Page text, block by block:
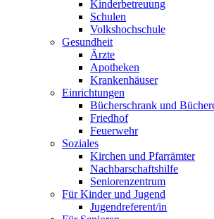
Kinderbetreuung
Schulen
Volkshochschule
Gesundheit
Ärzte
Apotheken
Krankenhäuser
Einrichtungen
Bücherschrank und
Friedhof
Feuerwehr
Soziales
Kirchen und Pfarrämter
Nachbarschaftshilfe
Seniorenzentrum
Für Kinder und Jugend
Jugendreferent/in